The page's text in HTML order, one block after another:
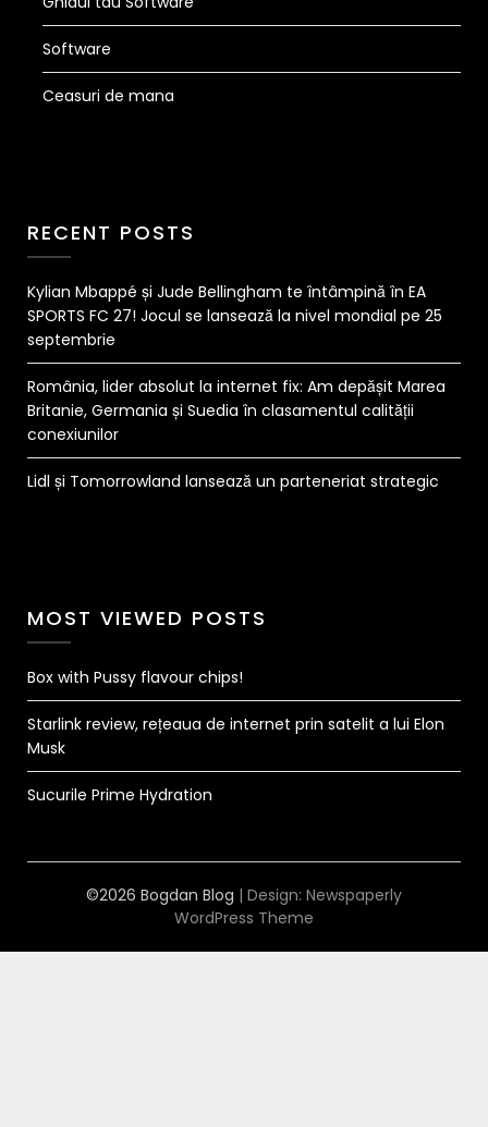
Software
Ceasuri de mana
RECENT POSTS
Kylian Mbappé și Jude Bellingham te întâmpină în EA
SPORTS FC 27! Jocul se lansează la nivel mondial pe 25
septembrie
România, lider absolut la internet fix: Am depășit Marea
Britanie, Germania și Suedia în clasamentul calității
conexiunilor
Lidl și Tomorrowland lansează un parteneriat strategic
MOST VIEWED POSTS
Box with Pussy flavour chips!
Starlink review, rețeaua de internet prin satelit a lui Elon
Musk
Sucurile Prime Hydration
©2026 Bogdan Blog | Design: Newspaperly
WordPress Theme